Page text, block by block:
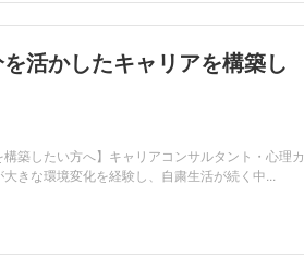
活かしたキャリアを構築し
築したい方へ】キャリアコンサルタント・心理カ
きな環境変化を経験し、自粛生活が続く中...